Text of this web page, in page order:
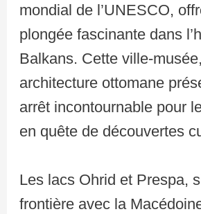
mondial de l’UNESCO,
plongée fascinante dans
Balkans. Cette ville-
architecture ottomane
arrêt incontournable pour
en quête de découvertes
Les lacs Ohrid et Prespa,
frontière avec la